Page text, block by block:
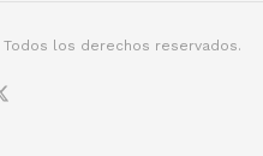
los derechos reservados.